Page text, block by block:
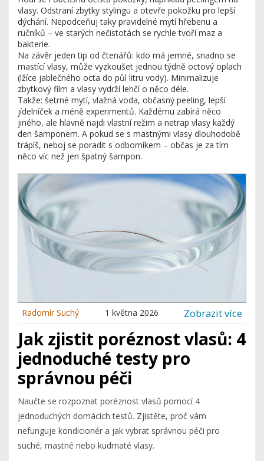
vlasy. Odstraní zbytky stylingu a otevře pokožku pro lepší
dýchání. Nepodceňuj taky pravidelné mytí hřebenu a
ručníků – ve starých nečistotách se rychle tvoří maz a
bakterie.
Na závěr jeden tip od čtenářů: kdo má jemné, snadno se
mastící vlasy, může vyzkoušet jednou týdně octový oplach
(lžíce jablečného octa do půl litru vody). Minimalizuje
zbytkový film a vlasy vydrží lehčí o něco déle.
Takže: šetrné mytí, vlažná voda, občasný peeling, lepší
jídelníček a méně experimentů. Každému zabírá něco
jiného, ale hlavně najdi vlastní režim a netrap vlasy každý
den šamponem. A pokud se s mastnými vlasy dlouhodobě
trápíš, neboj se poradit s odborníkem – občas je za tím
něco víc než jen špatný šampon.
Radomír Suchý 1 května 2026 Zobrazit více
Jak zjistit poréznost vlasů: 4
jednoduché testy pro
správnou péči
Naučte se rozpoznat poréznost vlasů pomocí 4
jednoduchých domácích testů. Zjistěte, proč vám
nefunguje kondicionér a jak vybrat správnou péči pro
suché, mastné nebo kudrnaté vlasy.